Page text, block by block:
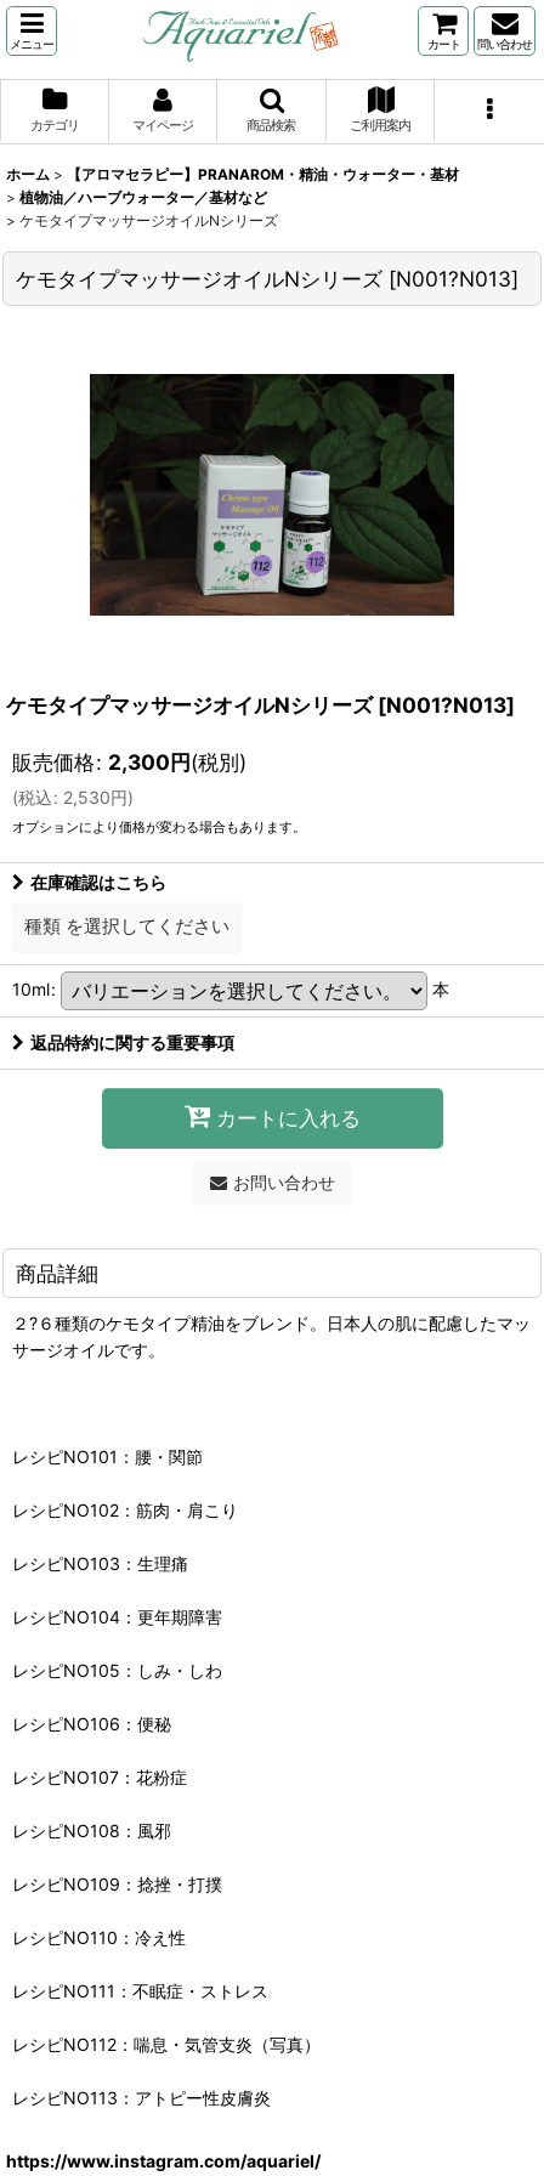
メニュー カート 問い合わせ
カテゴリ マイページ 商品検索 ご利用案内
ホーム >
【アロマセラピー】PRANAROM・精油・ウォーター・基材
> 植物油／ハーブウォーター／基材など
> ケモタイプマッサージオイルNシリーズ
ケモタイプマッサージオイルNシリーズ [N001?N013]
ケモタイプマッサージオイルNシリーズ [N001?N013]
販売価格: 2,300円(税別)
(税込: 2,530円)
オプションにより価格が変わる場合もあります。
在庫確認はこちら
種類 を選択してください
10ml: 本
返品特約に関する重要事項
カートに入れる
お問い合わせ
商品詳細
２?６種類のケモタイプ精油をブレンド。日本人の肌に配慮したマッ
サージオイルです。
レシピNO101：腰・関節
レシピNO102：筋肉・肩こり
レシピNO103：生理痛
レシピNO104：更年期障害
レシピNO105：しみ・しわ
レシピNO106：便秘
レシピNO107：花粉症
レシピNO108：風邪
レシピNO109：捻挫・打撲
レシピNO110：冷え性
レシピNO111：不眠症・ストレス
レシピNO112：喘息・気管支炎（写真）
レシピNO113：アトピー性皮膚炎
https://www.instagram.com/aquariel/